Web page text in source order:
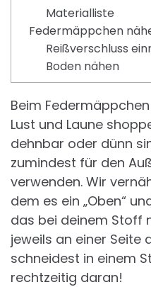
Materialliste
Federmäppchen
Reißverschluss
Boden nähen
Beim
Lust und Laune
dehnbar oder dünn
zumindest für den
verwenden. Wir
dem es ein „Oben“
das bei deinem Stoff
jeweils an einer Seite
schneidest in einem
rechtzeitig daran!